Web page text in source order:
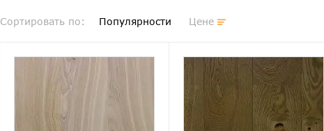
Сортировать по: Популярности Цене